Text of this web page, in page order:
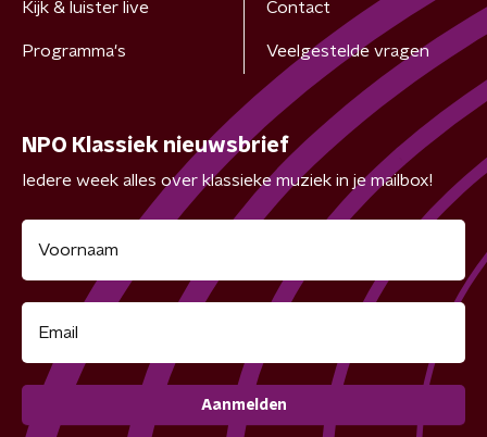
Kijk & luister live
Programma's
Contact
Veelgestelde vragen
NPO Klassiek nieuwsbrief
Iedere week alles over klassieke muziek in je mailbox!
Aanmelden